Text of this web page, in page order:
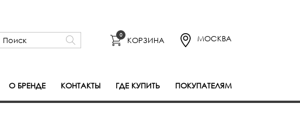
0
КОРЗИНА МОСКВА
О БРЕНДЕ КОНТАКТЫ ГДЕ КУПИТЬ ПОКУПАТЕЛЯМ